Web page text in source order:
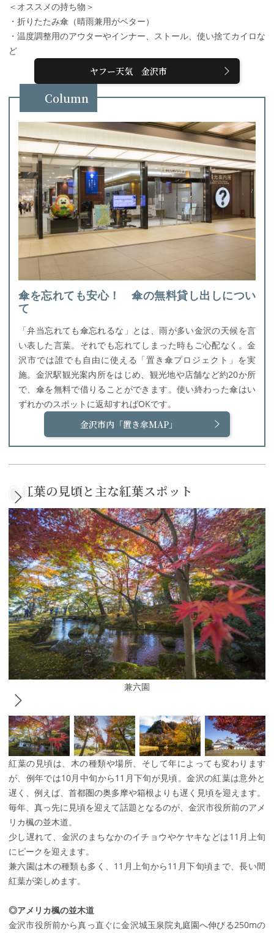
＜オススメの持ち物＞
・折りたたみ傘（晴雨兼用がベター）
・温度調整用のアウターやインナー、ストール、使い捨てカイロな
ど
ヤフー天気 金沢市
Column
傘を忘れても安心！ 傘の無料貸し出しについ
て
「弁当忘れても傘忘れるな」とは、雨が多い金沢の天候を言
い表した言葉。それでも忘れてしまった時もご心配なく。金
沢市では誰でも自由に使える「置き傘プロジェクト」を実
施。金沢駅観光案内所をはじめ、観光地や店舗など約20か所
で、傘を無料で借りることができます。使い終わった傘はい
ずれかのスポットに返却すればOKです。
金沢市内「置き傘MAP」
紅葉の見頃と主な紅葉スポット
兼六園
紅葉の見頃は、木の種類や場所、そして年によっても変わります
が、例年では10月中旬から11月下旬が見頃。金沢の紅葉は意外と
遅く、例えば、首都圏の奥多摩や箱根よりも遅く見頃を迎えます。
毎年、真っ先に見頃を迎えて話題となるのが、金沢市役所前のアメ
リカ楓の並木道。
少し遅れて、金沢のまちなかのイチョウやケヤキなどは11月上旬
にピークを迎えます。
兼六園は木の種類も多く、11月上旬から11月下旬頃まで、長い間
紅葉が楽しめます。
◎アメリカ楓の並木道
金沢市役所前から真っ直ぐに金沢城玉泉院丸庭園へ伸びる250mの